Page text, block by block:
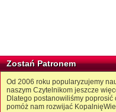
Zostań Patronem
Od 2006 roku popularyzujemy
naszym Czytelnikom jeszcze
Dlatego postanowiliśmy poprosić
pomóż nam rozwijać